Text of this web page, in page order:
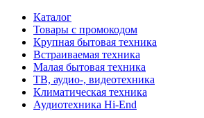
Каталог
Товары с промокодом
Крупная бытовая техника
Встраиваемая техника
Малая бытовая техника
ТВ, аудио-, видеотехника
Климатическая техника
Аудиотехника Hi-End